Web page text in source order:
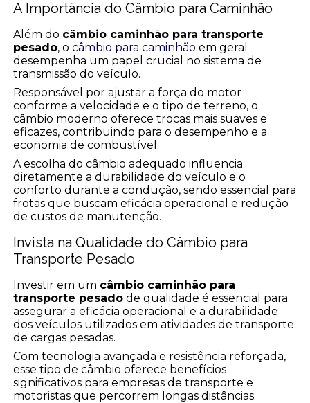
A Importância do Câmbio para Caminhão
Além do câmbio caminhão para transporte
pesado, ocâmbio para caminhão em geral
desempenha um papel crucial no sistema de
transmissão do veículo.
Responsável por ajustar a força do motor
conforme a velocidade e o tipo de terreno, o
câmbio moderno oferece trocas mais suaves e
eficazes, contribuindo para o desempenho e a
economia de combustível.
A escolha do câmbio adequado influencia
diretamente a durabilidade do veículo e o
conforto durante a condução, sendo essencial para
frotas que buscam eficácia operacional e redução
de custos de manutenção.
Invista na Qualidade do Câmbio para
Transporte Pesado
Investir em um câmbio caminhão para
transporte pesado de qualidade é essencial para
assegurar a eficácia operacional e a durabilidade
dos veículos utilizados em atividades de transporte
de cargas pesadas.
Com tecnologia avançada e resistência reforçada,
esse tipo de câmbio oferece benefícios
significativos para empresas de transporte e
motoristas que percorrem longas distâncias.